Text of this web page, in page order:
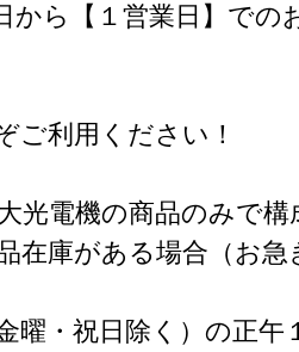
から【１営業日】での
ご利用ください！
電機の商品のみで構
庫がある場合（お急
・祝日除く）の正午